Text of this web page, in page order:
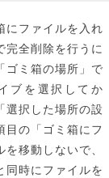
にファイルを入れ
完全削除を行うに
ゴミ箱の場所」で
ブを選択してか
選択した場所の設
目の「ゴミ箱にフ
を移動しないで、
同時にファイルを